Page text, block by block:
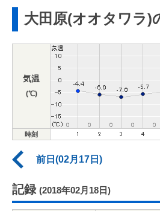
大田原(オオタワラ)
気温
(℃)
時刻
前日(02月17日)
記録 (2018年02月18日)